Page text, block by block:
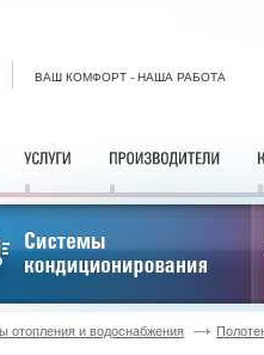
ВАШ КОМФОРТ - НАША РАБОТА
отопления и водоснабжения